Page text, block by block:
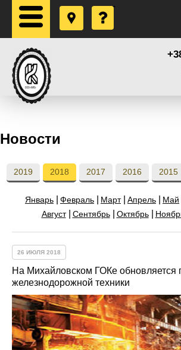
Новости
2019 2018 2017 2016 2015
Январь Февраль Март Апрель Май
Август
Сентябрь Октябрь
26 ИЮЛЯ 2018
На Михайловском ГОКе обновляется
железнодорожной техники